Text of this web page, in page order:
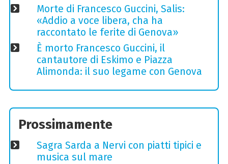
Morte di Francesco Guccini, Salis:
«Addio a voce libera, cha ha
raccontato le ferite di Genova»
È morto Francesco Guccini, il
cantautore di Eskimo e Piazza
Alimonda: il suo legame con Genova
Prossimamente
Sagra Sarda a Nervi con piatti tipici e
musica sul mare